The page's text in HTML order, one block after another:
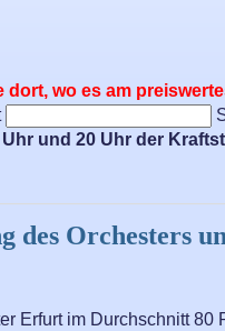
dort, wo es am
und 20 Uhr der
des Orchesters
Erfurt im Durchschnitt 80